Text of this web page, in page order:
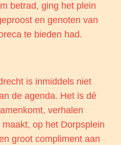
betrad, ging het plein
en genoten van
te bieden had.
is inmiddels niet
de agenda. Het is dé
verhalen
op het Dorpsplein
groot compliment aan